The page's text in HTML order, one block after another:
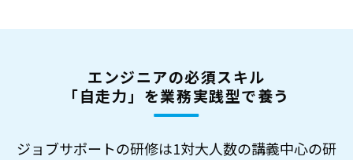
エンジニアの必須スキル
「自走力」を業務実践型で養う
ジョブサポートの研修は1対大人数の講義中心の研